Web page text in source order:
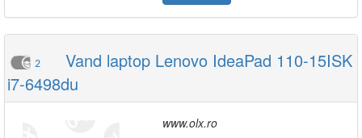
2
Vand laptop Lenovo IdeaPad 110-15ISK
i7-6498du
www.olx.ro